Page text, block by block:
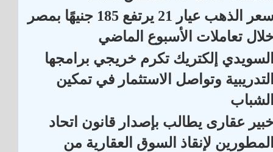
سعر الذهب عيار 21 يرتفع 185 جنيهًا بمصر
تعاملات الأسبوع الماضي
إلكتريك تكرم خريجي برامجها
وتواصل الاستثمار في تمكين
عقارى يطالب بإصدار قانون اتحاد
لإنقاذ السوق العقارية من